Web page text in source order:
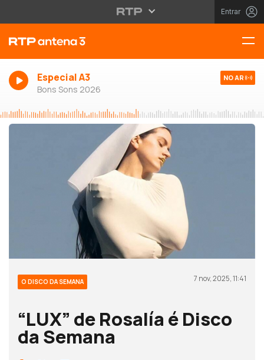
Entrar
Especial A3
Bons Sons 2026
NO AR
O DISCO DA SEMANA 7 nov, 2025, 11:41
“LUX” de Rosalía é Disco
da Semana